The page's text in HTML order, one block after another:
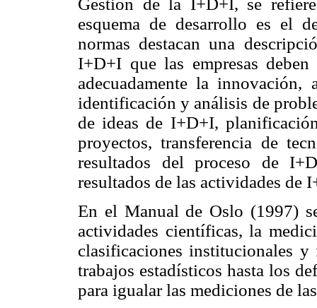
esquema de desarrollo es el
normas destacan una
I+D+I que las empresas
adecuadamente la
identificación y análisis de
de ideas de I+D+I,
proyectos, transferencia de
resultados del proceso de
resultados de las actividades de
En el Manual de Oslo (1997)
actividades científicas, la
clasificaciones institucionales
trabajos estadísticos hasta los
para igualar las mediciones de